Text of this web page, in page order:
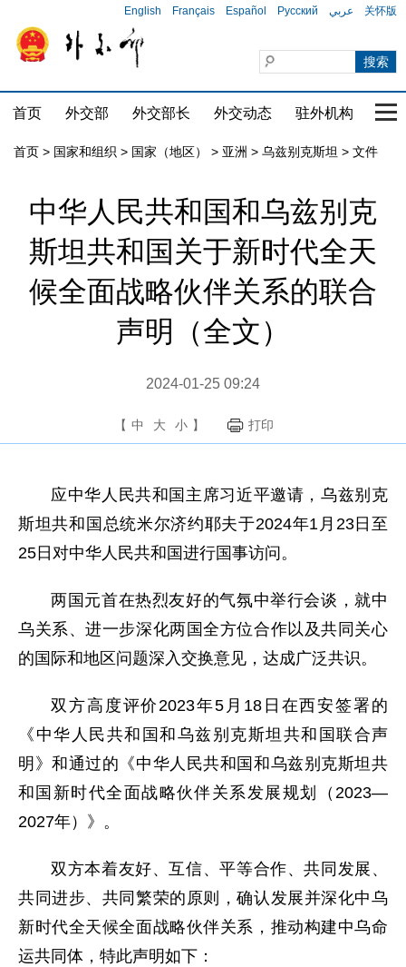
English Français Español Русский عربي 关怀版
首页 外交部 外交部长 外交动态 驻外机构 国
首页 > 国家和组织 > 国家（地区） > 亚洲 > 乌兹别克斯坦 > 文件
中华人民共和国和乌兹别克
斯坦共和国关于新时代全天
候全面战略伙伴关系的联合
声明（全文）
2024-01-25 09:24
【 中 大 小 】 打印
应中华人民共和国主席习近平邀请，乌兹别克
斯坦共和国总统米尔济约耶夫于2024年1月23日至
25日对中华人民共和国进行国事访问。
两国元首在热烈友好的气氛中举行会谈，就中
乌关系、进一步深化两国全方位合作以及共同关心
的国际和地区问题深入交换意见，达成广泛共识。
双方高度评价2023年5月18日在西安签署的
《中华人民共和国和乌兹别克斯坦共和国联合声
明》和通过的《中华人民共和国和乌兹别克斯坦共
和国新时代全面战略伙伴关系发展规划（2023—
2027年）》。
双方本着友好、互信、平等合作、共同发展、
共同进步、共同繁荣的原则，确认发展并深化中乌
新时代全天候全面战略伙伴关系，推动构建中乌命
运共同体，特此声明如下：